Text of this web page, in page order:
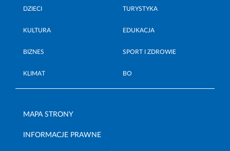
DZIECI TURYSTYKA
KULTURA EDUKACJA
BIZNES SPORT I ZDROWIE
KLIMAT BO
MAPA STRONY
INFORMACJE PRAWNE